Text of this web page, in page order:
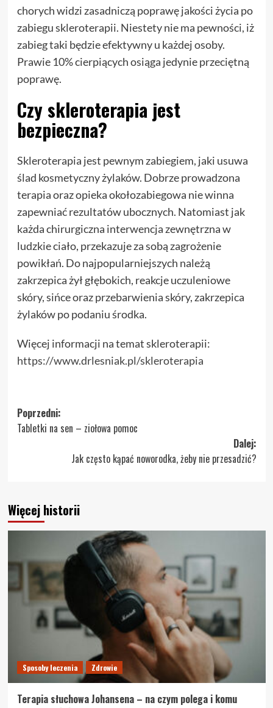
chorych widzi zasadniczą poprawę jakości życia po
zabiegu skleroterapii. Niestety nie ma pewności, iż
zabieg taki będzie efektywny u każdej osoby.
Prawie 10% cierpiących osiąga jedynie przeciętną
poprawę.
Czy skleroterapia jest
bezpieczna?
Skleroterapia jest pewnym zabiegiem, jaki usuwa
ślad kosmetyczny żylaków. Dobrze prowadzona
terapia oraz opieka okołozabiegowa nie winna
zapewniać rezultatów ubocznych. Natomiast jak
każda chirurgiczna interwencja zewnętrzna w
ludzkie ciało, przekazuje za sobą zagrożenie
powikłań. Do najpopularniejszych należą
zakrzepica żył głębokich, reakcje uczuleniowe
skóry, sińce oraz przebarwienia skóry, zakrzepica
żylaków po podaniu środka.
Więcej informacji na temat skleroterapii:
https://www.drlesniak.pl/skleroterapia
Zobacz
wpisy
Poprzedni:
Tabletki na sen – ziołowa pomoc
Dalej:
Jak często kąpać noworodka, żeby nie przesadzić?
Więcej historii
Sposoby leczenia Zdrowie
Terapia słuchowa Johansena – na czym polega i komu